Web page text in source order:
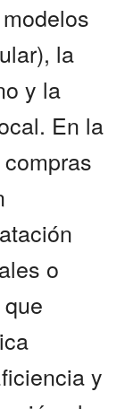
la
y la
En la
o
y